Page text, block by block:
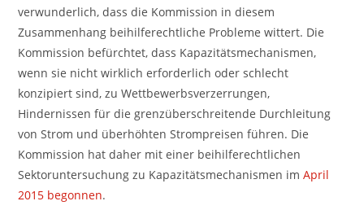
verwunderlich, dass die Kommission in diesem
Zusammenhang beihilferechtliche Probleme wittert. Die
Kommission befürchtet, dass Kapazitätsmechanismen,
wenn sie nicht wirklich erforderlich oder schlecht
konzipiert sind, zu Wettbewerbsverzerrungen,
Hindernissen für die grenzüberschreitende Durchleitung
von Strom und überhöhten Strompreisen führen. Die
Kommission hat daher mit einer beihilferechtlichen
Sektoruntersuchung zu Kapazitätsmechanismen imApril
2015 begonnen.